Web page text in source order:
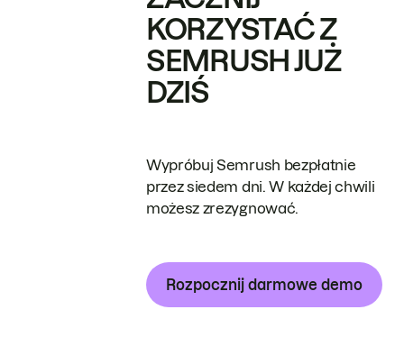
KORZYSTAĆ Z
SEMRUSH JUŻ
DZIŚ
Wypróbuj Semrush bezpłatnie
przez siedem dni. W każdej chwili
możesz zrezygnować.
Rozpocznij darmowe demo